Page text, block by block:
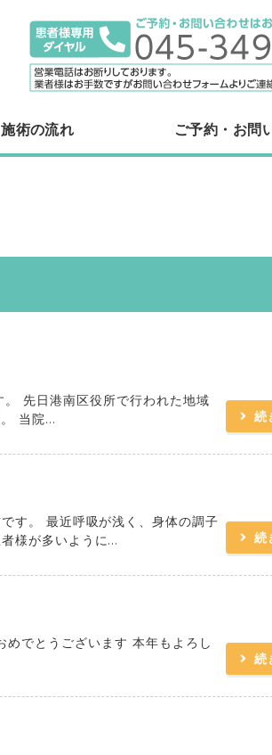
術ストレッチ×鍼灸整
施術の流れ ご予約・お問
先日港南区役所で行われた地域
当院...
続
す。 最近呼吸が浅く、身体の調子
様が多いように...
続
でとうございます 本年もよろし
続